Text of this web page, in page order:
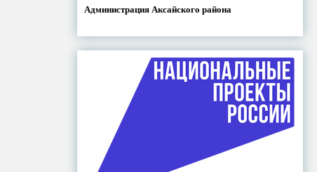
Администрация Аксайского района